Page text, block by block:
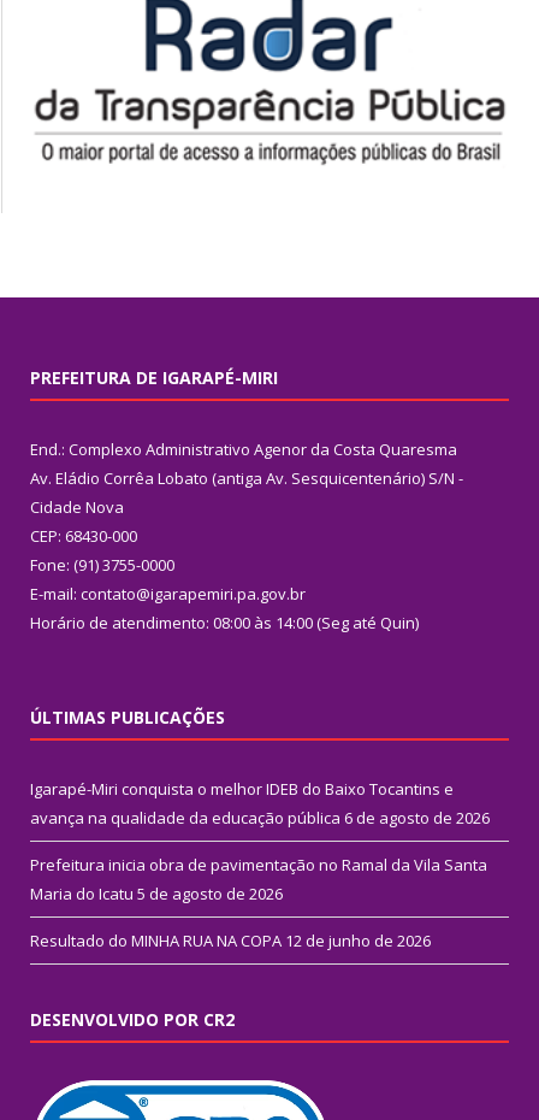
PREFEITURA DE IGARAPÉ-MIRI
End.: Complexo Administrativo Agenor da Costa Quaresma
Av. Eládio Corrêa Lobato (antiga Av. Sesquicentenário) S/N -
Cidade Nova
CEP: 68430-000
Fone: (91) 3755-0000
E-mail: contato@igarapemiri.pa.gov.br
Horário de atendimento: 08:00 às 14:00 (Seg até Quin)
ÚLTIMAS PUBLICAÇÕES
Igarapé-Miri conquista o melhor IDEB do Baixo Tocantins e
avança na qualidade da educação pública 6 de agosto de 2026
Prefeitura inicia obra de pavimentação no Ramal da Vila Santa
Maria do Icatu 5 de agosto de 2026
Resultado do MINHA RUA NA COPA 12 de junho de 2026
DESENVOLVIDO POR CR2